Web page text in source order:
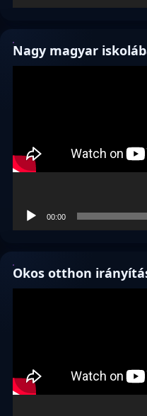
Nagy magyar
00:00
Okos otthon